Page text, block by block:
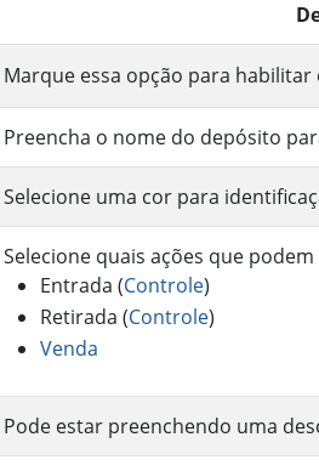
Marque essa opção para habilitar
Preencha o nome do depósito
Selecione uma cor para
Selecione quais ações que
Entrada (Controle)
Retirada (Controle)
Venda
Pode estar preenchendo uma